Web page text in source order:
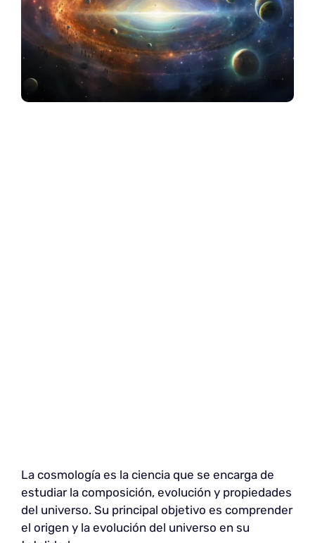
La cosmología es la ciencia que se encarga de
estudiar la composición, evolución y propiedades
del universo. Su principal objetivo es comprender
el origen y la evolución del universo en su